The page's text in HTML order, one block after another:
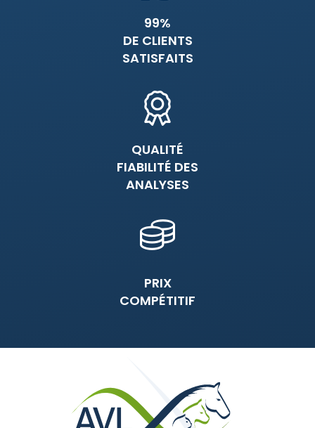
99%
DE CLIENTS
SATISFAITS
QUALITÉ
FIABILITÉ DES
ANALYSES
PRIX
COMPÉTITIF